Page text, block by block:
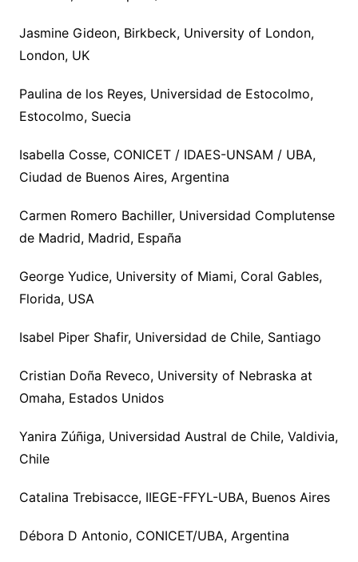
Jasmine Gideon, Birkbeck, University of London,
London, UK
Paulina de los Reyes, Universidad de Estocolmo,
Estocolmo, Suecia
Isabella Cosse, CONICET / IDAES-UNSAM / UBA,
Ciudad de Buenos Aires, Argentina
Carmen Romero Bachiller, Universidad Complutense
de Madrid, Madrid, España
George Yudice, University of Miami, Coral Gables,
Florida, USA
Isabel Piper Shafir, Universidad de Chile, Santiago
Cristian Doña Reveco, University of Nebraska at
Omaha, Estados Unidos
Yanira Zúñiga, Universidad Austral de Chile, Valdivia,
Chile
Catalina Trebisacce, IIEGE-FFYL-UBA, Buenos Aires
Débora D Antonio, CONICET/UBA, Argentina